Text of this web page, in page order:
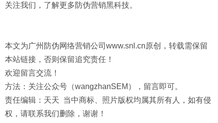
关注我们，了解更多防伪营销黑科技。
本文为广州防伪网络营销公司www.snl.cn原创，转载需保留
本站链接，否则保留追究责任！
欢迎留言交流！
方法：关注公众号（wangzhanSEM），留言即可。
责任编辑：天天 当中商标、照片版权均属其所有人，如有侵
权，请联系我们删除，谢谢！